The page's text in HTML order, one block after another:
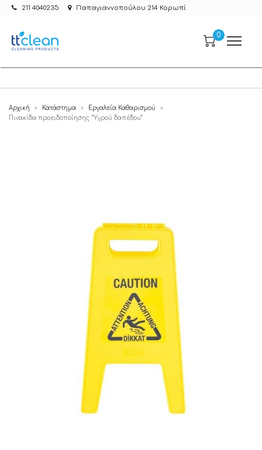
211 4040235 Παπαγιαννοπούλου 214 Κορωπί
0
Αρχική > Κατάστημα > Εργαλεία Καθαρισμού >
Πινακίδα προειδοποίησης “Υγρού δαπέδου”